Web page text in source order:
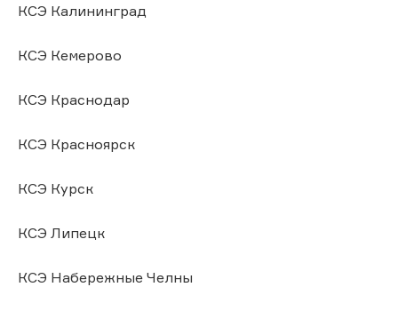
КСЭ Калининград
КСЭ Кемерово
КСЭ Краснодар
КСЭ Красноярск
КСЭ Курск
КСЭ Липецк
КСЭ Набережные Челны